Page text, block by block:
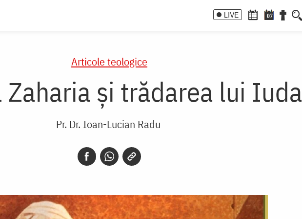
LIVE 07
Articole teologice
Zaharia și trădarea lui Iuda
Pr. Dr. Ioan-Lucian Radu